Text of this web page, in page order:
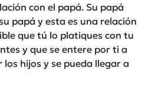
con el papá. Su papá
papá y esta es una relación
que tú lo platiques con tu
y que se entere por ti a
los hijos y se pueda llegar a